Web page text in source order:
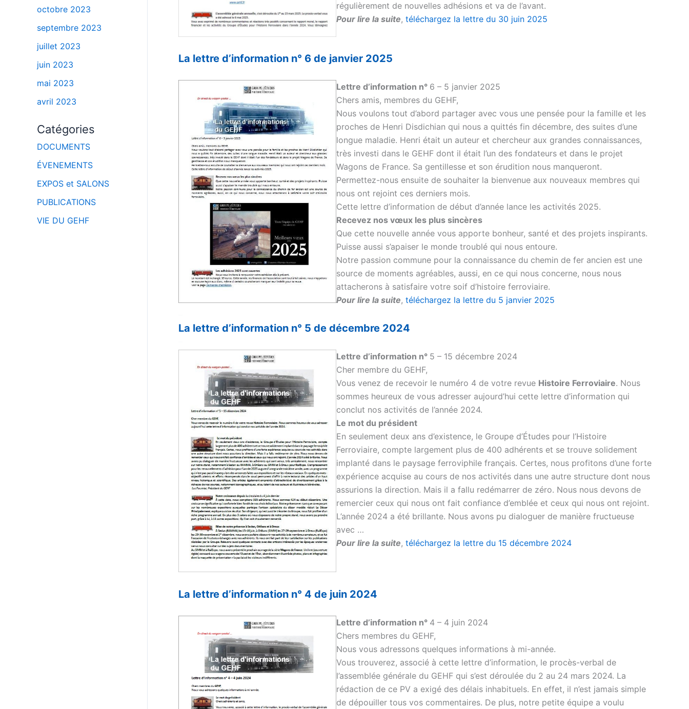
octobre 2023
septembre 2023
juillet 2023
juin 2023
mai 2023
avril 2023
Catégories
DOCUMENTS
ÉVENEMENTS
EXPOS et SALONS
PUBLICATIONS
VIE DU GEHF
régulièrement de nouvelles adhésions et va de l’avant.
Pour lire la suite, téléchargez la lettre du 30 juin 2025
La lettre d’information n° 6 de janvier 2025
Lettre d’information n° 6 – 5 janvier 2025
Chers amis, membres du GEHF,
Nous voulons tout d’abord partager avec vous une pensée pour la famille et les
proches de Henri Disdichian qui nous a quittés fin décembre, des suites d’une
longue maladie. Henri était un auteur et chercheur aux grandes connaissances,
très investi dans le GEHF dont il était l’un des fondateurs et dans le projet
Wagons de France. Sa gentillesse et son érudition nous manqueront.
Permettez-nous ensuite de souhaiter la bienvenue aux nouveaux membres qui
nous ont rejoint ces derniers mois.
Cette lettre d’information de début d’année lance les activités 2025.
Recevez nos vœux les plus sincères
Que cette nouvelle année vous apporte bonheur, santé et des projets inspirants.
Puisse aussi s’apaiser le monde troublé qui nous entoure.
Notre passion commune pour la connaissance du chemin de fer ancien est une
source de moments agréables, aussi, en ce qui nous concerne, nous nous
attacherons à satisfaire votre soif d’histoire ferroviaire.
Pour lire la suite, téléchargez la lettre du 5 janvier 2025
La lettre d’information n° 5 de décembre 2024
Lettre d’information n° 5 – 15 décembre 2024
Cher membre du GEHF,
Vous venez de recevoir le numéro 4 de votre revue Histoire Ferroviaire. Nous
sommes heureux de vous adresser aujourd’hui cette lettre d’information qui
conclut nos activités de l’année 2024.
Le mot du président
En seulement deux ans d’existence, le Groupe d’Études pour l’Histoire
Ferroviaire, compte largement plus de 400 adhérents et se trouve solidement
implanté dans le paysage ferroviphile français. Certes, nous profitons d’une forte
expérience acquise au cours de nos activités dans une autre structure dont nous
assurions la direction. Mais il a fallu redémarrer de zéro. Nous nous devons de
remercier ceux qui nous ont fait confiance d’emblée et ceux qui nous ont rejoint.
L’année 2024 a été brillante. Nous avons pu dialoguer de manière fructueuse
avec …
Pour lire la suite, téléchargez la lettre du 15 décembre 2024
La lettre d’information n° 4 de juin 2024
Lettre d’information n° 4 – 4 juin 2024
Chers membres du GEHF,
Nous vous adressons quelques informations à mi-année.
Vous trouverez, associé à cette lettre d’information, le procès-verbal de
l’assemblée générale du GEHF qui s’est déroulée du 2 au 24 mars 2024. La
rédaction de ce PV a exigé des délais inhabituels. En effet, il n’est jamais simple
de dépouiller tous vos commentaires. De plus, notre petite équipe a voulu